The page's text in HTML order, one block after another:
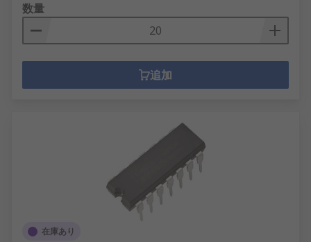
数量
追加
在庫あり